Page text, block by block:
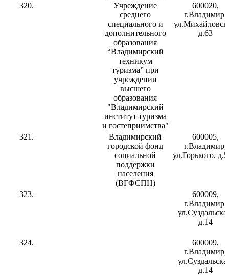
320.
Учреждение
среднего
специального и
дополнительного
образования
“Владимирский
техникум
туризма” при
учреждении
высшего
образования
"Владимирский
институт туризма
и гостеприимства"
600020,
г.Владимир,
д.63
321.
Владимирский
городской фонд
социальной
поддержки
населения
(ВГФСПН)
600005,
г.Владимир,
ул.Горького,
323.
600009,
г.Владимир,
д.14
324.
600009,
г.Владимир,
д.14